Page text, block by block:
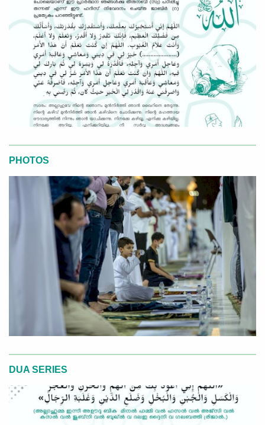
PHOTOS
DUA SERIES